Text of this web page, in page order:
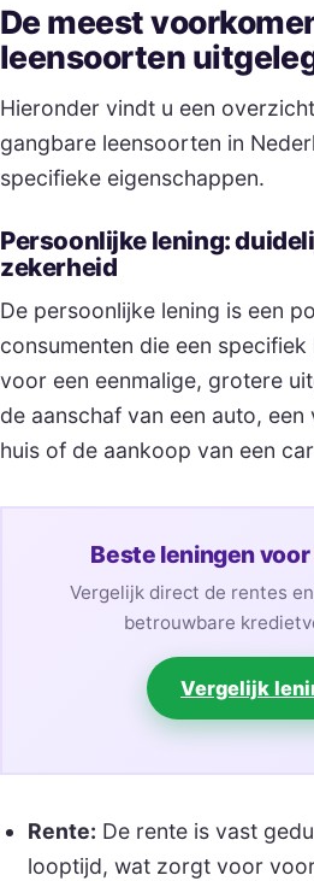
De meest
leensoorten
Hieronder vindt u een
gangbare leensoorten in
specifieke eigenschappen.
Persoonlijke lening:
zekerheid
De persoonlijke lening is een
consumenten die een
voor een eenmalige, grotere
de aanschaf van een auto,
huis of de aankoop van een
Beste leningen
Vergelijk direct de rentes
betrouwbare
Vergelijk
Rente: De rente is vast
looptijd, wat zorgt voor